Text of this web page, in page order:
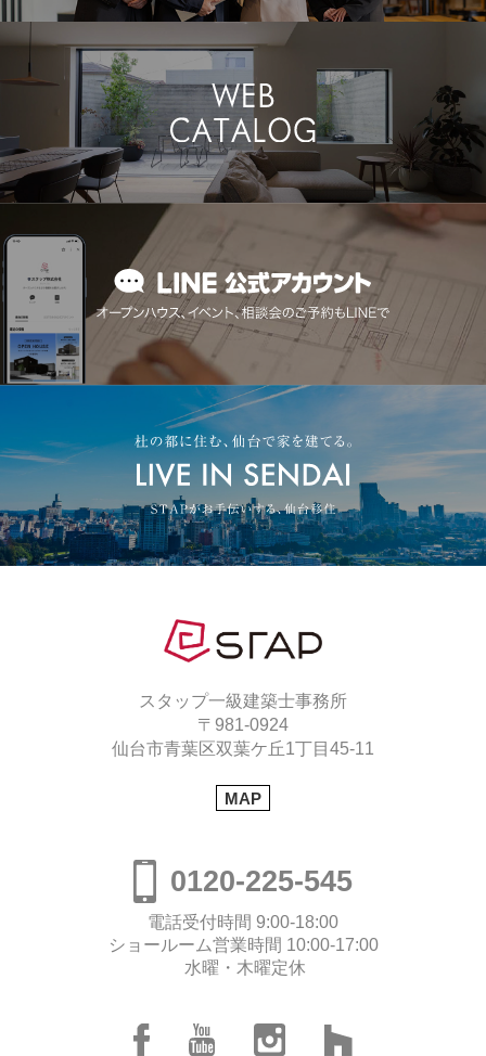
スタップ一級建築士事務所
〒981-0924
仙台市青葉区双葉ケ丘1丁目45-11
MAP
0120-225-545
電話受付時間 9:00-18:00
ショールーム営業時間 10:00-17:00
水曜・木曜定休